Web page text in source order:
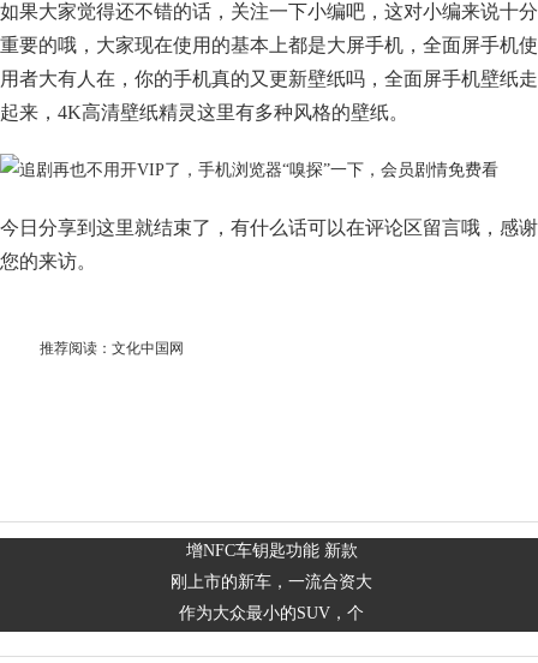
如果大家觉得还不错的话，关注一下小编吧，这对小编来说十分
重要的哦，大家现在使用的基本上都是大屏手机，全面屏手机使
用者大有人在，你的手机真的又更新壁纸吗，全面屏手机壁纸走
起来，4K高清壁纸精灵这里有多种风格的壁纸。
今日分享到这里就结束了，有什么话可以在评论区留言哦，感谢
您的来访。
推荐阅读： 文化中国网
增NFC车钥匙功能 新款
刚上市的新车，一流合资大
作为大众最小的SUV，个